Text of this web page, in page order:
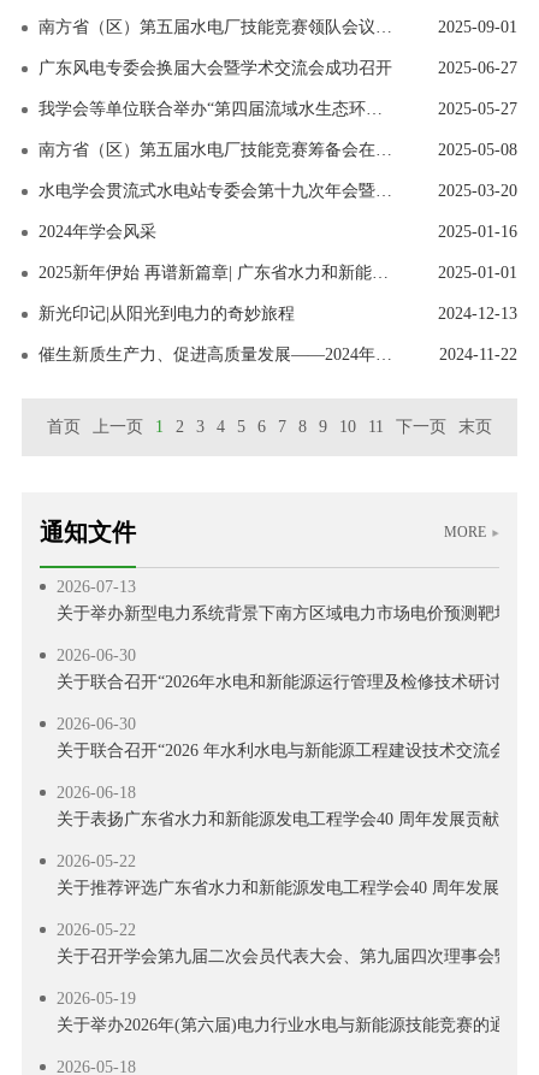
南方省（区）第五届水电厂技能竞赛领队会议和裁判会议顺利召开 2025-09-01
广东风电专委会换届大会暨学术交流会成功召开 2025-06-27
我学会等单位联合举办“第四届流域水生态环境保护学术论坛暨2025智慧水利与低碳能源国际产学研用合作研讨会” 2025-05-27
南方省（区）第五届水电厂技能竞赛筹备会在广西南宁召开 2025-05-08
水电学会贯流式水电站专委会第十九次年会暨换届会议及技术交流会在德阳召开 2025-03-20
2024年学会风采 2025-01-16
2025新年伊始 再谱新篇章| 广东省水力和新能源发电工程学会祝多喜乐、长安宁！ 2025-01-01
新光印记|从阳光到电力的奇妙旅程 2024-12-13
催生新质生产力、促进高质量发展——2024年七省（区）水利水电及新能源工程建设技术学术交流会圆满举行 2024-11-22
首页 上一页 1 2 3 4 5 6 7 8 9 10 11 下一页 末页
通知文件 MORE
关于举办2026 年电力行业送配电线路工技能提升培训的通知
2026-07-13
关于举办新型电力系统背景下南方区域电力市场电价预测靶场竞
2026-06-30
关于联合召开“2026年水电和新能源运行管理及检修技术研讨会”
2026-06-30
关于联合召开“2026 年水利水电与新能源工程建设技术交流会”的
2026-06-18
关于表扬广东省水力和新能源发电工程学会40 周年发展贡献奖
2026-05-22
关于推荐评选广东省水力和新能源发电工程学会40 周年发展贡献
2026-05-22
关于召开学会第九届二次会员代表大会、第九届四次理事会暨学
2026-05-19
关于举办2026年(第六届)电力行业水电与新能源技能竞赛的通知
2026-05-18